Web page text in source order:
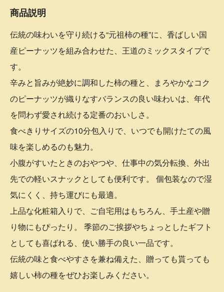
商品説明
伝統の味わいを守り続ける“元祖柿の種”に、香ばしい国
産ピーナッツを組み合わせた、王道のミックスタイプで
す。
辛みと旨みが絶妙に調和した柿の種と、まろやかなコク
のピーナッツが織りなすバランスの良い味わいは、年代
を問わず愛され続ける定番のおいしさ。
食べきりサイズの10分包入りで、いつでも開けたての風
味を楽しめるのも魅力。
小腹がすいたときのおやつや、仕事中の気分転換、外出
先での軽いスナックとしても便利です。 個包装なので湿
気にくく、持ち運びにも最適。
上品な化粧箱入りで、ご自宅用はもちろん、手土産や贈
り物にもぴったり。 季節のご挨拶やちょっとしたギフト
としても喜ばれる、使い勝手の良い一品です。
伝統の味と食べやすさを兼ね備えた、贈っても貰っても
嬉しい柿の種をぜひお楽しみください。